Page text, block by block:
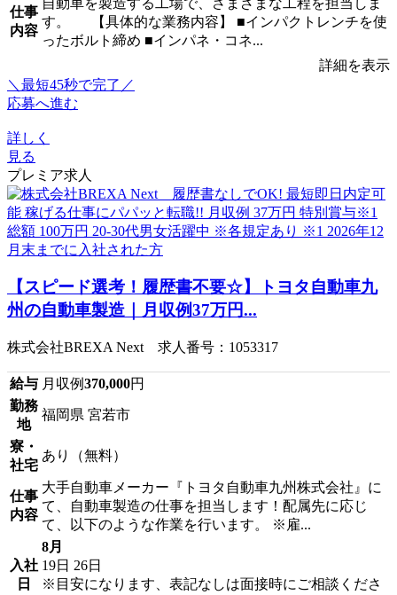
仕事
内容
す。 【具体的な業務内容】 ■インパクトレンチを使
ったボルト締め ■インパネ・コネ...
詳細を表示
＼最短45秒で完了／
応募へ進む
詳しく
見る
プレミア求人
【スピード選考！履歴書不要☆】トヨタ自動車九
州の自動車製造｜月収例37万円...
株式会社BREXA Next 求人番号：1053317
給与 月収例370,000円
勤務
地
福岡県 宮若市
寮・
社宅
あり（無料）
仕事
内容
大手自動車メーカー『トヨタ自動車九州株式会社』に
て、自動車製造の仕事を担当します！配属先に応じ
て、以下のような作業を行います。 ※雇...
入社
日
8月
19日 26日
※目安になります、表記なしは面接時にご相談くださ